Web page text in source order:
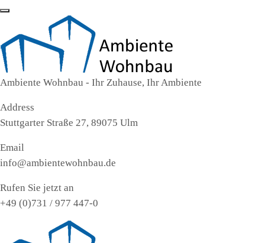
Ambiente Wohnbau - Ihr Zuhause, Ihr Ambiente
Address
Stuttgarter Straße 27, 89075 Ulm
Email
info@ambientewohnbau.de
Rufen Sie jetzt an
+49 (0)731 / 977 447-0